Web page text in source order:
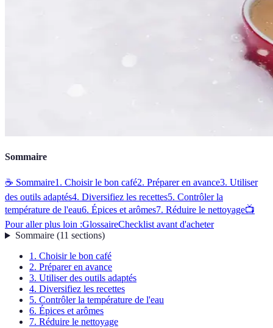
Sommaire
☕ Sommaire1. Choisir le bon café2. Préparer en avance3. Utiliser
des outils adaptés4. Diversifiez les recettes5. Contrôler la
température de l'eau6. Épices et arômes7. Réduire le nettoyage📺
Pour aller plus loin :GlossaireChecklist avant d'acheter
Sommaire(11 sections)
1. Choisir le bon café
2. Préparer en avance
3. Utiliser des outils adaptés
4. Diversifiez les recettes
5. Contrôler la température de l'eau
6. Épices et arômes
7. Réduire le nettoyage